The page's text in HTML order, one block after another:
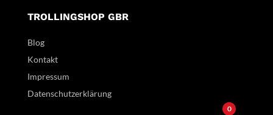
TROLLINGSHOP GBR
Blog
Kontakt
Impressum
Datenschutzerklärung
0